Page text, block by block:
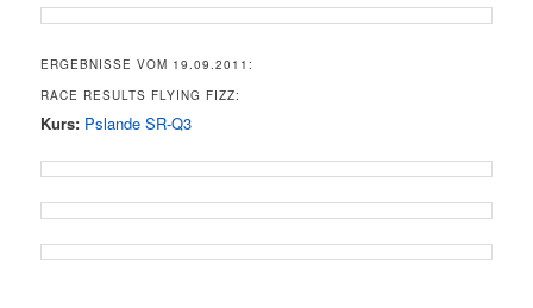
ERGEBNISSE VOM 19.09.2011:
RACE RESULTS FLYING FIZZ:
Kurs: Pslande SR-Q3